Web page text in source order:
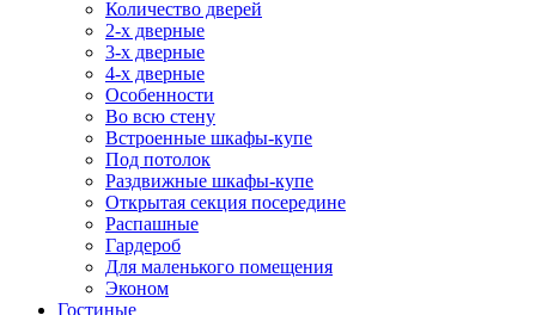
Количество дверей
2-х дверные
3-х дверные
4-х дверные
Особенности
Во всю стену
Встроенные шкафы-купе
Под потолок
Раздвижные шкафы-купе
Открытая секция посередине
Распашные
Гардероб
Для маленького помещения
Эконом
Гостиные